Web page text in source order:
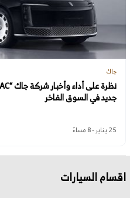
جاك
جديد في السوق الفاخر
25 يناير - 8 مساءً
اقسام السيارات